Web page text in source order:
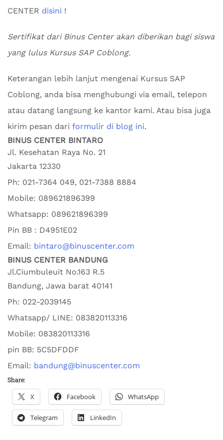
CENTER disini !
Sertifikat dari Binus Center akan diberikan bagi siswa
yang lulus Kursus SAP Coblong.
Keterangan lebih lanjut mengenai Kursus SAP
Coblong, anda bisa menghubungi via email, telepon
atau datang langsung ke kantor kami. Atau bisa juga
kirim pesan dari formulir di blog ini.
BINUS CENTER BINTARO
Jl. Kesehatan Raya No. 21
Jakarta 12330
Ph: 021-7364 049, 021-7388 8884
Mobile: 089621896399
Whatsapp: 089621896399
Pin BB : D4951E02
Email: bintaro@binuscenter.com
BINUS CENTER BANDUNG
Jl.Ciumbuleuit No.163 R.5
Bandung, Jawa barat 40141
Ph: 022-2039145
Whatsapp/ LINE: 083820113316
Mobile: 083820113316
pin BB: 5C5DFDDF
Email: bandung@binuscenter.com
Share:
X Facebook WhatsApp
Telegram LinkedIn